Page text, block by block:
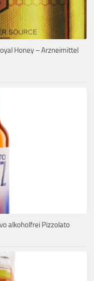
Honey – Arzneimittel
alkoholfrei Pizzolato